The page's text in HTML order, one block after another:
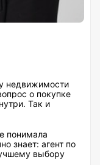
недвижимости
о покупке
Так и
понимала
знает: агент по
выбору